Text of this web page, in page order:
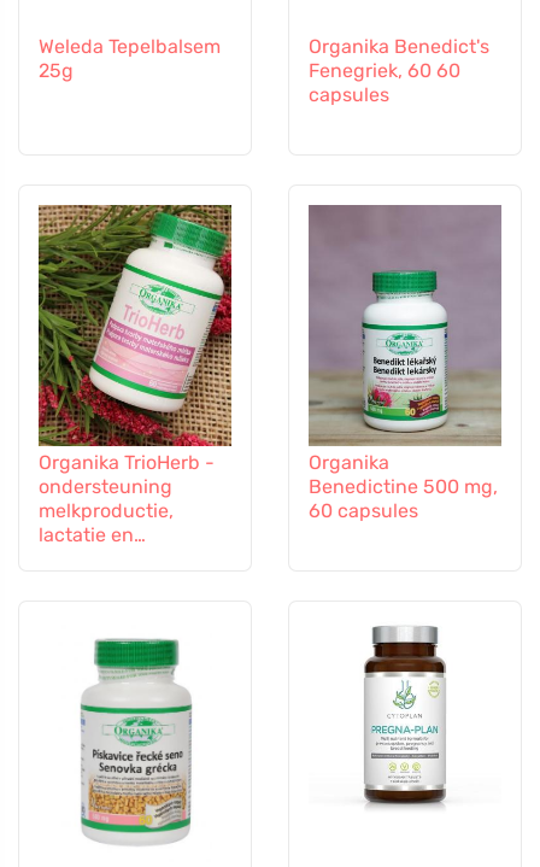
Weleda Tepelbalsem
25g
Organika Benedict's
Fenegriek, 60 60
capsules
Organika TrioHerb -
ondersteuning
melkproductie,
lactatie en
Organika
Benedictine 500 mg,
60 capsules